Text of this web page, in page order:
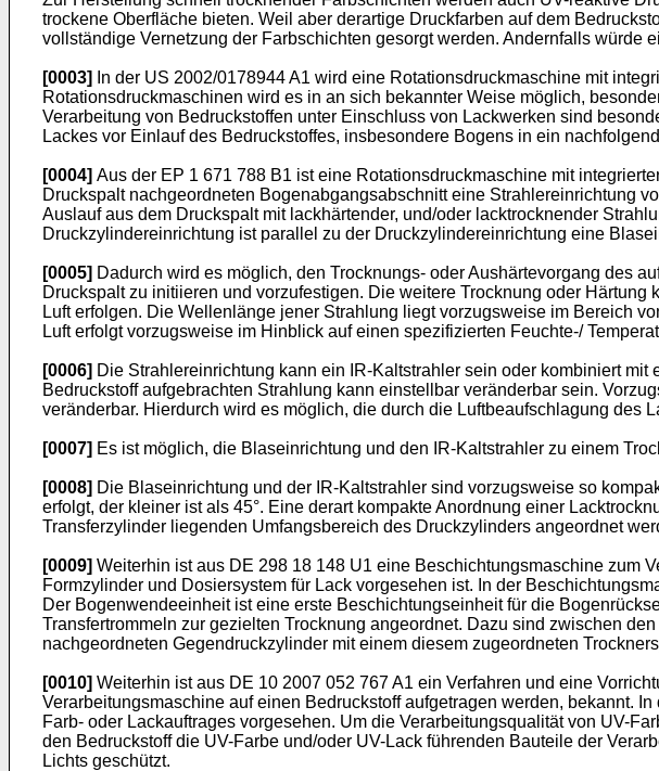
trockene Oberfläche bieten. Weil aber derartige Druckfarben auf dem
vollständige Vernetzung der Farbschichten gesorgt werden. Andernfalls würde
[0003] In der US 2002/0178944 A1 wird eine Rotationsdruckmaschine mit
Rotationsdruckmaschinen wird es in an sich bekannter Weise möglich,
Verarbeitung von Bedruckstoffen unter Einschluss von Lackwerken sind
Lackes vor Einlauf des Bedruckstoffes, insbesondere Bogens in ein
[0004] Aus der EP 1 671 788 B1 ist eine Rotationsdruckmaschine mit
Druckspalt nachgeordneten Bogenabgangsabschnitt eine Strahlereinrichtung
Auslauf aus dem Druckspalt mit lackhärtender, und/oder lacktrocknender
Druckzylindereinrichtung ist parallel zu der Druckzylindereinrichtung eine
[0005] Dadurch wird es möglich, den Trocknungs- oder Aushärtevorgang des
Druckspalt zu initiieren und vorzufestigen. Die weitere Trocknung oder
Luft erfolgen. Die Wellenlänge jener Strahlung liegt vorzugsweise im Bereich
Luft erfolgt vorzugsweise im Hinblick auf einen spezifizierten Feuchte-/
[0006] Die Strahlereinrichtung kann ein IR-Kaltstrahler sein oder kombiniert
Bedruckstoff aufgebrachten Strahlung kann einstellbar veränderbar sein.
veränderbar. Hierdurch wird es möglich, die durch die Luftbeaufschlagung des
[0007] Es ist möglich, die Blaseinrichtung und den IR-Kaltstrahler zu einem
[0008] Die Blaseinrichtung und der IR-Kaltstrahler sind vorzugsweise so
erfolgt, der kleiner ist als 45°. Eine derart kompakte Anordnung einer
Transferzylinder liegenden Umfangsbereich des Druckzylinders angeordnet
[0009] Weiterhin ist aus DE 298 18 148 U1 eine Beschichtungsmaschine zum
Formzylinder und Dosiersystem für Lack vorgesehen ist. In der
Der Bogenwendeeinheit ist eine erste Beschichtungseinheit für die
Transfertrommeln zur gezielten Trocknung angeordnet. Dazu sind zwischen
nachgeordneten Gegendruckzylinder mit einem diesem zugeordneten
[0010] Weiterhin ist aus DE 10 2007 052 767 A1 ein Verfahren und eine
Verarbeitungsmaschine auf einen Bedruckstoff aufgetragen werden, bekannt.
Farb- oder Lackauftrages vorgesehen. Um die Verarbeitungsqualität von UV-
den Bedruckstoff die UV-Farbe und/oder UV-Lack führenden Bauteile der
Lichts geschützt.